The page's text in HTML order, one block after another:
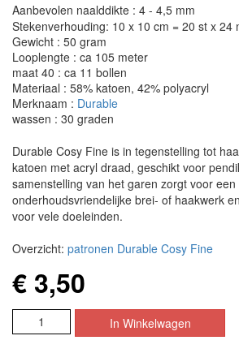
Aanbevolen naalddikte : 4 - 4,5 mm
Stekenverhouding: 10 x 10 cm = 20 st x 24
Gewicht : 50 gram
Looplengte : ca 105 meter
maat 40 : ca 11 bollen
Materiaal : 58% katoen, 42% polyacryl
Merknaam : Durable
wassen : 30 graden
Durable Cosy Fine is in tegenstelling tot
katoen met acryl draad, geschikt voor
samenstelling van het garen zorgt voor
onderhoudsvriendelijke brei- of haakwerk
voor vele doeleinden.
Overzicht: patronen Durable Cosy Fine
€ 3,50